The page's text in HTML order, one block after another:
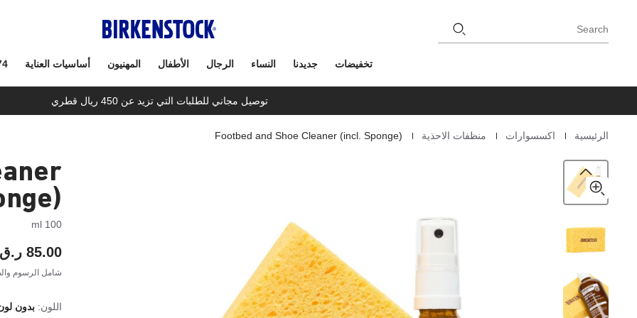
Search
تخفيضات جديدنا النساء الرجال الأطفال المهنيون أساسيات العناية
توصيل مجاني للطلبات التي تزيد عن 450 ريال قطري
Homepage الرئيسية اكسسوارات منظفات الاحذية Footbed and Shoe Cleaner (incl. Sponge)
100 ml
85.00 ر.ق
شامل الرسوم
اللون:بدون